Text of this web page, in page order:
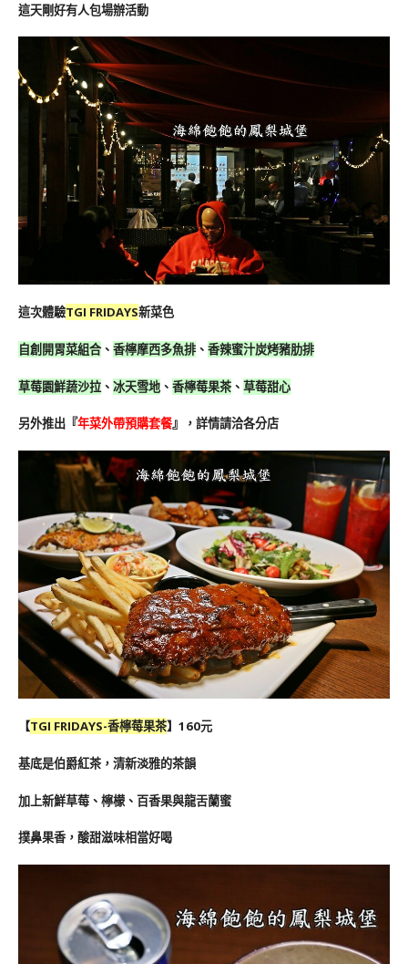
這天剛好有人包場辦活動
這次體驗TGI FRIDAYS新菜色
自創開胃菜組合、 香檸摩西多魚排、 香辣蜜汁炭烤豬肋排
草莓園鮮蔬沙拉 、 冰天雪地 、 香檸莓果茶、 草莓甜心
另外推出『年菜外帶預購套餐』，詳情請洽各分店
【TGI FRIDAYS-香檸莓果茶】160元
基底是伯爵紅茶，清新淡雅的茶韻
加上新鮮草莓、檸檬、百香果與龍舌蘭蜜
撲鼻果香，酸甜滋味相當好喝